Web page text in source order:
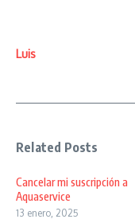
Luis
Related Posts
Cancelar mi suscripción a
Aquaservice
13 enero, 2025